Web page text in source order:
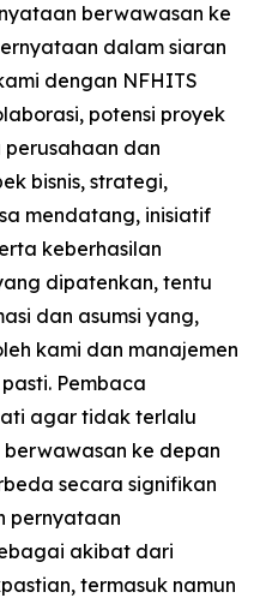
berwawasan ke
dalam siaran
dengan NFHITS
potensi proyek
dan
bisnis, strategi,
mendatang, inisiatif
keberhasilan
dipatenkan, tentu
dan asumsi yang,
kami dan manajemen
Pembaca
agar tidak terlalu
ke depan
secara signifikan
pernyataan
akibat dari
termasuk namun